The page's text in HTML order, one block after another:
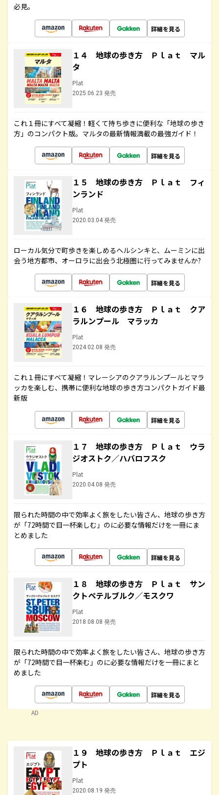
必見。
詳細を見る
１４ 地球の歩き方 Ｐｌａｔ マル
タ
Plat
2025.06.23 発売
これ１冊にすべて凝縮！軽くて持ち歩きに便利な「地球の歩き
方」のコンパクト版。マルタの最新情報満載の最強ガイド！
詳細を見る
１５ 地球の歩き方 Ｐｌａｔ フィ
ンランド
Plat
2020.03.04 発売
ローカル気分で町歩きを楽しめるヘルシンキと、ムーミンに出
会う地方都市、オーロラに出会う北極圏に行ってみませんか?
詳細を見る
１６ 地球の歩き方 Ｐｌａｔ クア
ラルンプール マラッカ
Plat
2024.02.08 発売
これ１冊にすべて凝縮！マレーシアのクアラルンプールとマラ
ッカを楽しむ、携帯に便利な地球の歩き方コンパクトガイド最
新版
詳細を見る
１７ 地球の歩き方 Ｐｌａｔ ウラ
ジオストク／ハバロフスク
Plat
2020.04.08 発売
限られた時間の中で効率よく旅をしたい皆さん、地球の歩き方
が「72時間で目一杯楽しむ」のに必要な情報だけを一冊にま
とめました
詳細を見る
１８ 地球の歩き方 Ｐｌａｔ サン
クトペテルブルク／モスクワ
Plat
2018.08.08 発売
限られた時間の中で効率よく旅をしたい皆さん、地球の歩き方
が「72時間で目一杯楽む」のに必要な情報だけを一冊にまと
めました
詳細を見る
AD
１９ 地球の歩き方 Ｐｌａｔ エジ
プト
Plat
2020.08.19 発売